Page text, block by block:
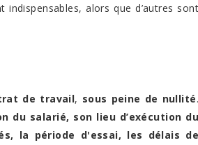
indispensables, alors que d’autres sont
de travail, sous peine de nullité.
salarié, son lieu d’exécution du
la période d'essai, les délais de